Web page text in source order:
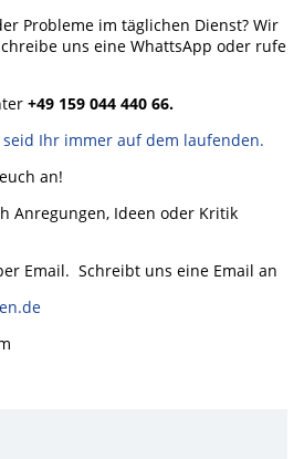
Probleme im täglichen Dienst? Wir
uns eine WhattsApp oder rufe
+49 159 044 440 66.
Ihr immer auf dem laufenden.
an!
Anregungen, Ideen oder Kritik
Email. Schreibt uns eine Email an